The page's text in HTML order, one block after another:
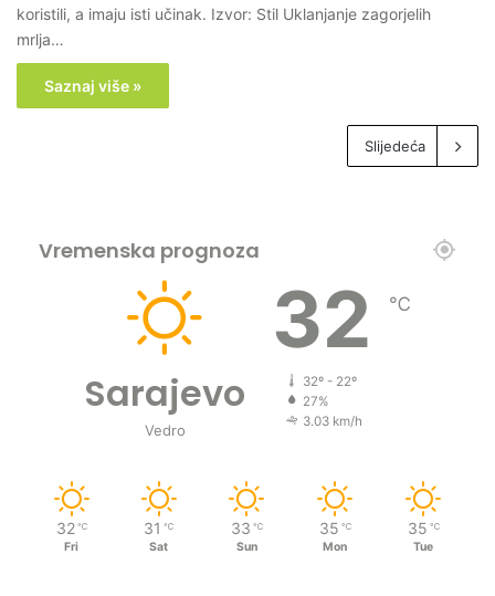
koristili, a imaju isti učinak. Izvor: Stil Uklanjanje zagorjelih
mrlja…
Saznaj više »
Slijedeća
Vremenska prognoza
Sarajevo
Vedro
32 ℃
32º - 22º
27%
3.03 km/h
32 ℃
Fri
31 ℃
Sat
33 ℃
Sun
35 ℃
Mon
35 ℃
Tue